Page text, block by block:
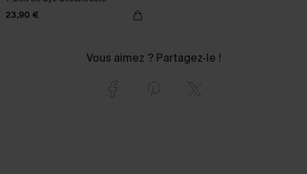
23,90 €
Vous aimez ? Partagez-le !